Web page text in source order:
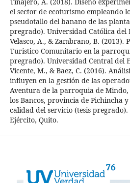
el sector de ecoturismo empleando
pseudotallo del banano de las
pregrado). Universidad Católica del
Velasco, A., & Zambrano, B. (2013).
Turistico Comunitario en la
pregrado). Universidad Central del
Vicente, M., & Baez, C. (2016).
influyen en la gestión de las
Aventura de la parroquia de Mindo,
los Bancos, provincia de Pichincha
calidad del servicio (tesis pregrado).
Ejército, Quito.